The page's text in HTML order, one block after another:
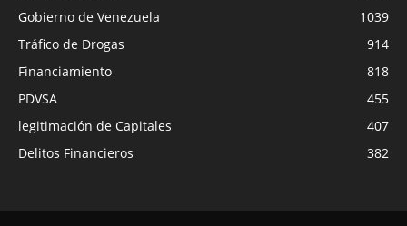
Gobierno de Venezuela
1039
Tráfico de Drogas
914
Financiamiento
818
PDVSA
455
legitimación de Capitales
407
Delitos Financieros
382